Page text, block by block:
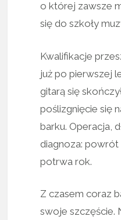
o której zawsze
się do szkoły
Kwalifikacje
już po pierwszej
gitarą się
poślizgnięcie się
barku. Operacja,
diagnoza:
potrwa rok.
Z czasem coraz
swoje szczęście.